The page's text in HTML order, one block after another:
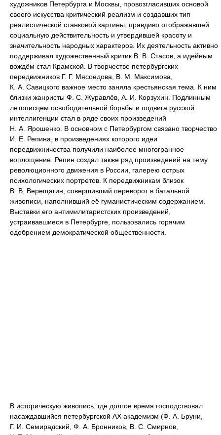
художников Петербурга и Москвы, провозгласивших основой
своего искусства критический реализм и создавших тип
реалистической станковой картины, правдиво отображавшей
социальную действительность и утвердившей красоту и
значительность народных характеров. Их деятельность активно
поддерживал художественный критик В. В. Стасов, а идейным
вождём стал Крамской. В творчестве петербургских
передвижников Г. Г. Мясоедова, В. М. Максимова,
К. А. Савицкого важное место заняла крестьянская тема. К ним
близки жанристы Ф. С. Журавлёв, А. И. Корзухин. Подлинным
летописцем освободительной борьбы и подвига русской
интеллигенции стал в ряде своих произведений
Н. А. Ярошенко. В основном с Петербургом связано творчество
И. Е. Репина, в произведениях которого идеи
передвижничества получили наиболее многогранное
воплощение. Репин создал также ряд произведений на тему
революционного движения в России, галерею острых
психологических портретов. К передвижникам близок
В. В. Верещагин, совершивший переворот в батальной
живописи, наполнивший её гуманистическим содержанием.
Выставки его антимилитаристских произведений,
устраивавшиеся в Петербурге, пользовались горячим
одобрением демократической общественности.
В историческую живопись, где долгое время господствовал
насаждавшийся петербургской АХ академизм (Ф. А. Бруни,
Г. И. Семирадский, Ф. А. Бронников, В. С. Смирнов,